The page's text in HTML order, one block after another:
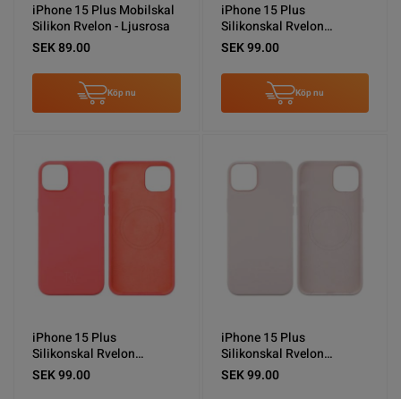
iPhone 15 Plus Mobilskal
Silikon Rvelon - Ljusrosa
SEK 89.00
Köp nu
iPhone 15 Plus
Silikonskal Rvelon
MagSafe - Svart
SEK 99.00
Köp nu
iPhone 15 Plus
Silikonskal Rvelon
MagSafe - Röd
SEK 99.00
iPhone 15 Plus
Silikonskal Rvelon
MagSafe - Rosa
SEK 99.00